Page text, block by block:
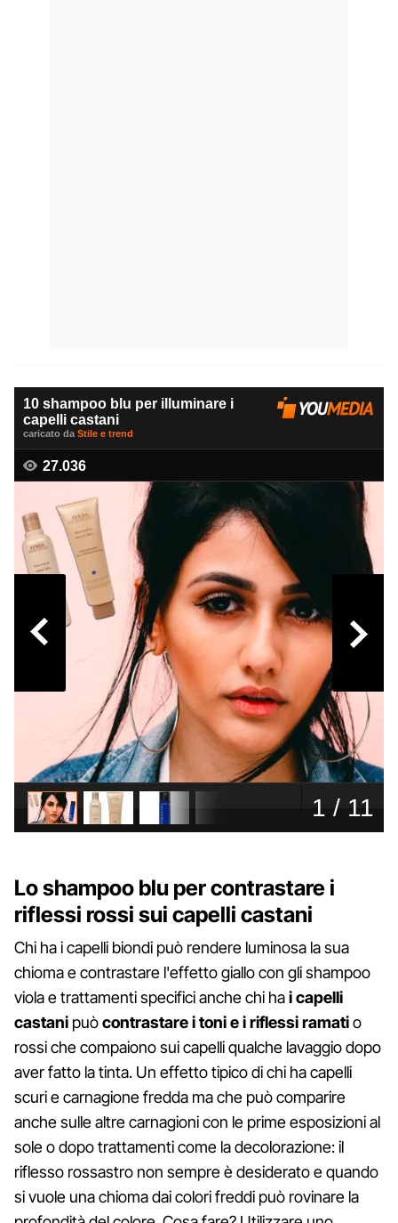
Lo shampoo blu per contrastare i
riflessi rossi sui capelli castani
Chi ha i capelli biondi può rendere luminosa la sua
chioma e contrastare l'effetto giallo con gli shampoo
viola e trattamenti specifici anche chi hai capelli
castani puòcontrastare i toni e i riflessi ramatio
rossi che compaiono sui capelli qualche lavaggio dopo
aver fatto la tinta. Un effetto tipico di chi ha capelli
scuri e carnagione fredda ma che può comparire
anche sulle altre carnagioni con le prime esposizioni al
sole o dopo trattamenti come la decolorazione: il
riflesso rossastro non sempre è desiderato e quando
si vuole una chioma dai colori freddi può rovinare la